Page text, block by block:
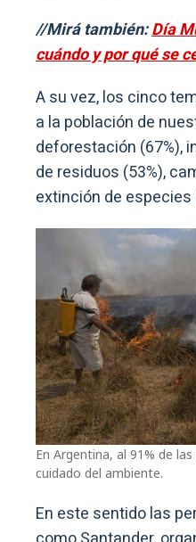
//Mirá también:Día
cuándo y por qué se
A su vez, los cinco
a la población de
deforestación (67%),
de residuos (53%),
extinción de especies
En Argentina, al 91% de
cuidado del ambiente.
En este sentido las